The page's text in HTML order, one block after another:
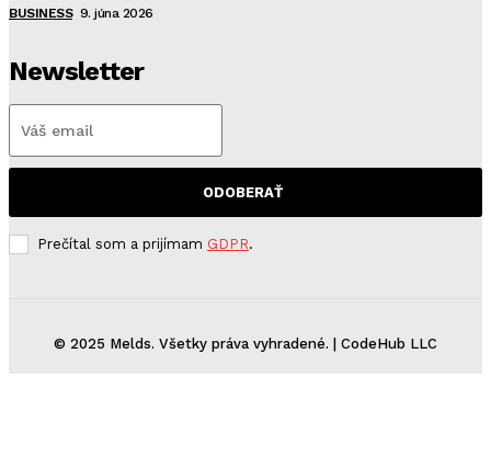
BUSINESS 9. júna 2026
Newsletter
ODOBERAŤ
Prečítal som a prijímam GDPR.
© 2025 Melds. Všetky práva vyhradené. | CodeHub LLC